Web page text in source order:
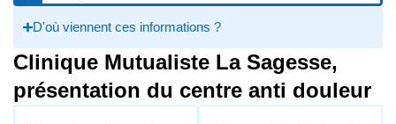
Clinique Mutualiste La Sagesse,
présentation du centre anti douleur
D'où viennent ces informations ?